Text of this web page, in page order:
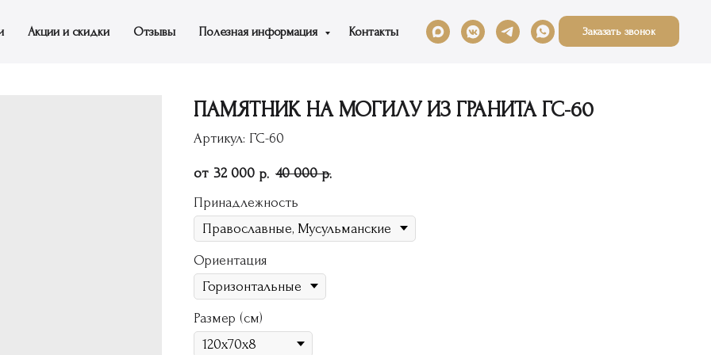
Акции и скидки Отзывы Полезная информация Контакты Заказать звонок
ПАМЯТНИК НА МОГИЛУ ИЗ ГРАНИТА ГС-60
Артикул: ГС-60
32 000 р. 40 000 р.
Принадлежность
Ориентация
Размер (см)